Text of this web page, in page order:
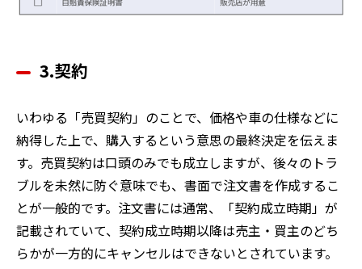
3.契約
いわゆる「売買契約」のことで、価格や車の仕様などに
納得した上で、購入するという意思の最終決定を伝えま
す。売買契約は口頭のみでも成立しますが、後々のトラ
ブルを未然に防ぐ意味でも、書面で注文書を作成するこ
とが一般的です。注文書には通常、「契約成立時期」が
記載されていて、契約成立時期以降は売主・買主のどち
らかが一方的にキャンセルはできないとされています。